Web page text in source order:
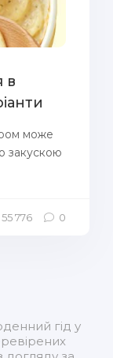
в
може
закускою
55 776 0
гід у